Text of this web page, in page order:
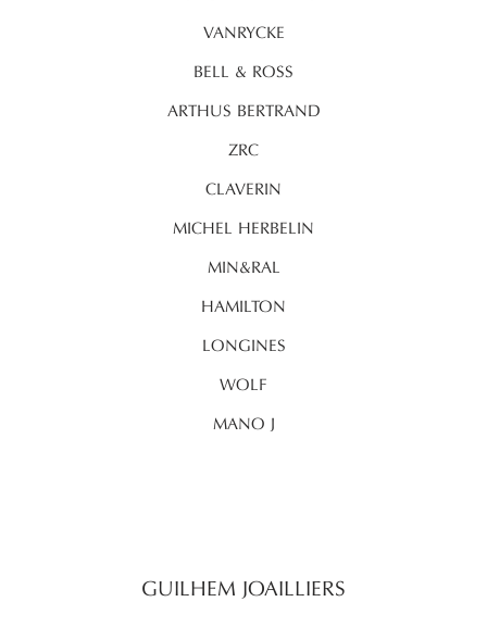
VANRYCKE
BELL & ROSS
ARTHUS BERTRAND
ZRC
CLAVERIN
MICHEL HERBELIN
MIN&RAL
HAMILTON
LONGINES
WOLF
MANO J
GUILHEM JOAILLIERS